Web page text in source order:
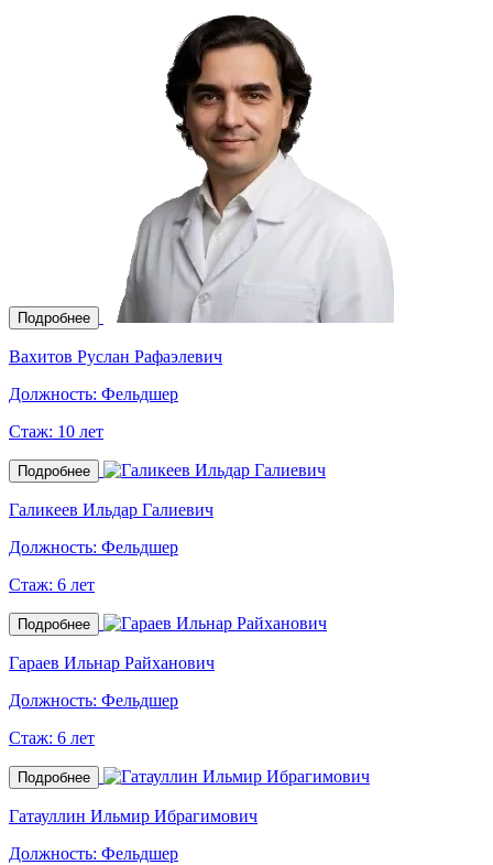
Подробнее
Вахитов Руслан Рафаэлевич
Должность: Фельдшер
Стаж: 10 лет
Подробнее
Галикеев Ильдар Галиевич
Должность: Фельдшер
Стаж: 6 лет
Подробнее
Гараев Ильнар Райханович
Должность: Фельдшер
Стаж: 6 лет
Подробнее
Гатауллин Ильмир Ибрагимович
Должность: Фельдшер